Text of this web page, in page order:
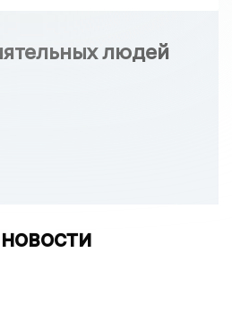
людей